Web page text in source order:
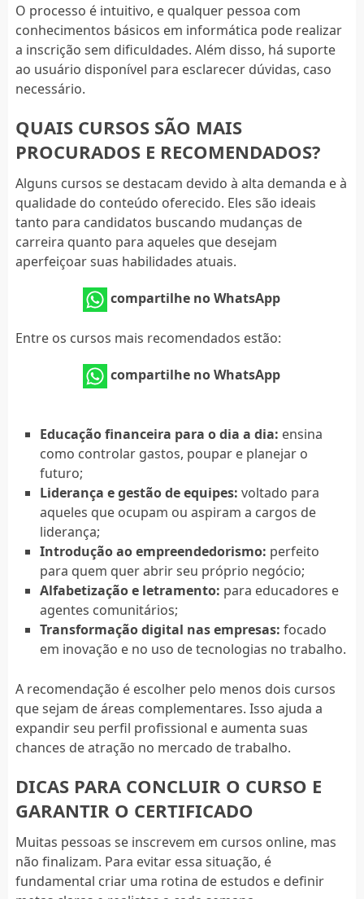
O processo é intuitivo, e qualquer pessoa com
conhecimentos básicos em informática pode realizar
a inscrição sem dificuldades. Além disso, há suporte
ao usuário disponível para esclarecer dúvidas, caso
necessário.
QUAIS CURSOS SÃO MAIS
PROCURADOS E RECOMENDADOS?
Alguns cursos se destacam devido à alta demanda e à
qualidade do conteúdo oferecido. Eles são ideais
tanto para candidatos buscando mudanças de
carreira quanto para aqueles que desejam
aperfeiçoar suas habilidades atuais.
compartilhe no WhatsApp
Entre os cursos mais recomendados estão:
compartilhe no WhatsApp
Educação financeira para o dia a dia: ensina
como controlar gastos, poupar e planejar o
futuro;
Liderança e gestão de equipes: voltado para
aqueles que ocupam ou aspiram a cargos de
liderança;
Introdução ao empreendedorismo: perfeito
para quem quer abrir seu próprio negócio;
Alfabetização e letramento: para educadores e
agentes comunitários;
Transformação digital nas empresas: focado
em inovação e no uso de tecnologias no trabalho.
A recomendação é escolher pelo menos dois cursos
que sejam de áreas complementares. Isso ajuda a
expandir seu perfil profissional e aumenta suas
chances de atração no mercado de trabalho.
DICAS PARA CONCLUIR O CURSO E
GARANTIR O CERTIFICADO
Muitas pessoas se inscrevem em cursos online, mas
não finalizam. Para evitar essa situação, é
fundamental criar uma rotina de estudos e definir